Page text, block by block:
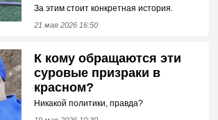
За этим стоит конкретная история.
21 мая 2026 16:50
К кому обращаются эти
суровые призраки в
красном?
Никакой политики, правда?